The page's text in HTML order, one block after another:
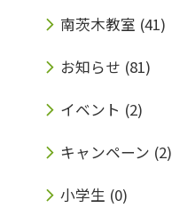
南茨木教室 (41)
お知らせ (81)
イベント (2)
キャンペーン (2)
小学生 (0)